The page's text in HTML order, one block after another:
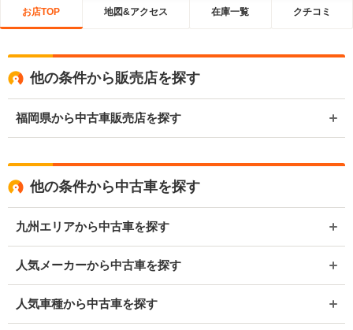
お店TOP 地図&アクセス 在庫一覧 クチコミ
他の条件から販売店を探す
福岡県から中古車販売店を探す
他の条件から中古車を探す
九州エリアから中古車を探す
人気メーカーから中古車を探す
人気車種から中古車を探す